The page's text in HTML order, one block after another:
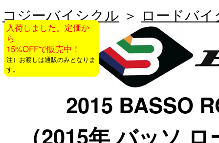
コジーバイシクル ＞ ロードバイ
2015 BASSO
（2015年 バッソ
入荷しました。定価か
ら
15%OFFで販売中！
注）お渡しは通販のみとなりま
す。